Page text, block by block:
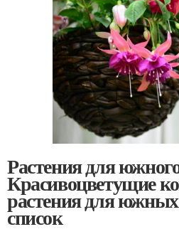
Растения для
Красивоцветущие
растения для
список